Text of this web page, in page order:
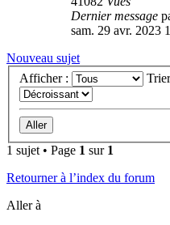
Dernier message
sam. 29 avr. 2023
Nouveau sujet
Afficher :
1 sujet • Page 1 sur 1
Retourner à l’index du forum
Aller à